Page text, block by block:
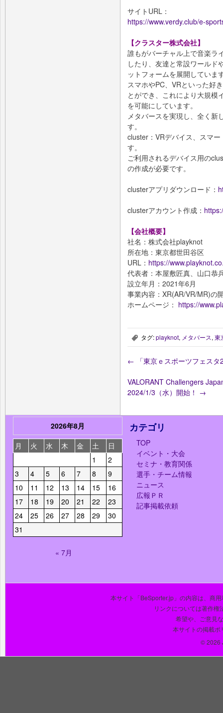
サイトURL：
https://www.verdy.club/e-
【クラスター株式会社】
誰もがバーチャル上で音楽ラ
したり、友達と常設ワールド
ットフォームを展開していま
スマホやPC、VRといった好
とができ、これにより大規模
を可能にしています。
メタバースを実現し、全く新
す。
cluster：VRデバイス、スマ
す。
ご利用されるデバイス用の
の作成が必要です。
clusterアプリダウンロード：
clusterアカウント作成：
【会社概要】
社名：株式会社playknot
所在地：東京都世田谷区
URL： https://
代表者：本屋敷匠真、山口恭
設立年月：2021年6月
事業内容：XR(AR/VR/MR)の
ホームページ： https://
, タグ:playknot, メタバース, 東
← 「東京ｅスポーツフェス
VALORANT Challengers
2024/1/3（水）開始！ →
2026年8月
月
火 水 木 金 土
日
1
2
3
4 5 6 7 8
9
10
11 12 13 14 15
16
17
18 19 20 21 22
23
24
25 26 27 28 29
30
31
« 7月
カテゴリ
TOP
イベント・大会
セミナ・教育関係
選手・チーム情報
ニュース
広報ＰＲ
記事掲載依頼
本サイト「BeSporter.jp」の内容は、商
リンクについては著作権
希望や、ご意見
本サイトの掲載ポ
© 2026